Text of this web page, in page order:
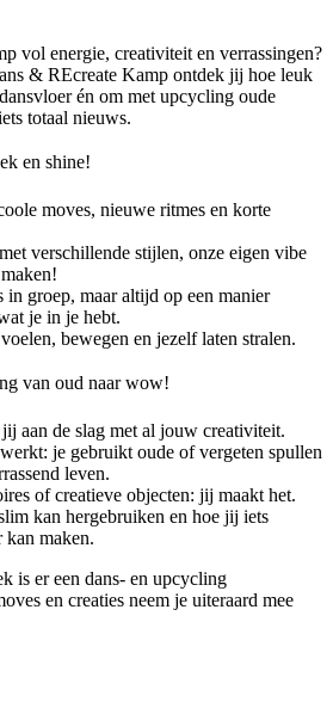
vol energie, creativiteit en verrassingen?
& REcreate Kamp ontdek jij hoe leuk
én om met upcycling oude
totaal nieuws.
en shine!
moves, nieuwe ritmes en korte
verschillende stijlen, onze eigen vibe
in groep, maar altijd op een manier
je in je hebt.
bewegen en jezelf laten stralen.
van oud naar wow!
aan de slag met al jouw creativiteit.
je gebruikt oude of vergeten spullen
leven.
of creatieve objecten: jij maakt het.
kan hergebruiken en hoe jij iets
kan maken.
is er een dans- en upcycling
en creaties neem je uiteraard mee